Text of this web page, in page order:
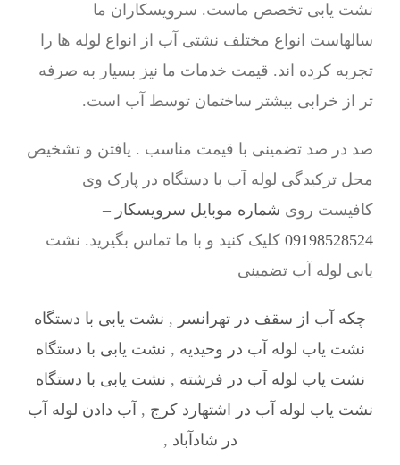
نشت یابی تخصص ماست. سرویسکاران ما
سالهاست انواع مختلف نشتی آب از انواع لوله ها را
تجربه کرده اند. قیمت خدمات ما نیز بسیار به صرفه
تر از خرابی بیشتر ساختمان توسط آب است.
صد در صد تضمینی با قیمت مناسب . یافتن و تشخیص
محل ترکیدگی لوله آب با دستگاه در پارک وی
کافیست روی شماره موبایل سرویسکار –
09198528524 کلیک کنید و با ما تماس بگیرید. نشت
یابی لوله آب تضمینی
چکه آب از سقف در تهرانسر , نشت یابی با دستگاه
نشت یاب لوله آب در وحیدیه , نشت یابی با دستگاه
نشت یاب لوله آب در فرشته , نشت یابی با دستگاه
نشت یاب لوله آب در اشتهارد کرج , آب دادن لوله آب
در شادآباد ,